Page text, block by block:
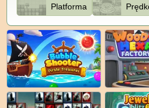
Platforma